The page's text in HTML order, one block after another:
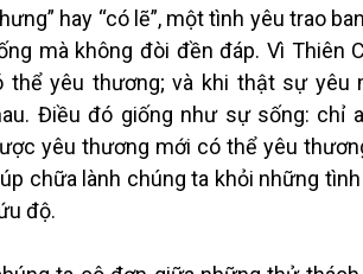
hay “có lẽ”, một tình yêu trao
mà không đòi đền đáp. Vì Thiên
yêu thương; và khi thật sự yêu
Điều đó giống như sự sống: chỉ
yêu thương mới có thể yêu
chữa lành chúng ta khỏi những
độ.